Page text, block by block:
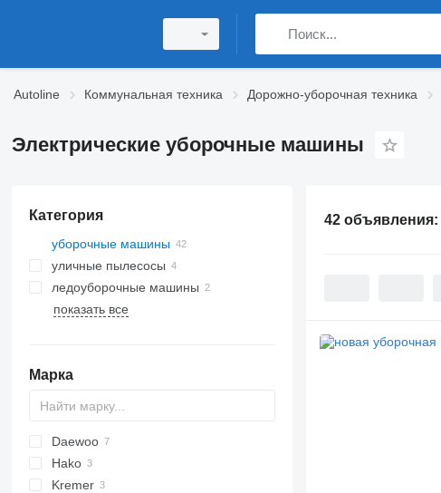
Autoline Коммунальная техника Дорожно-уборочная техника
Электрические уборочные машины
Категория
уборочные машины
уличные пылесосы
ледоуборочные машины
показать все
Марка
Daewoo
1300
Hako
Scrubmaster
Kremer
42 объявления: